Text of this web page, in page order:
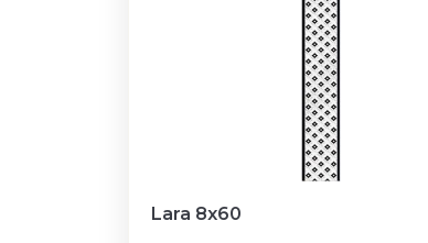
Lara 8х60